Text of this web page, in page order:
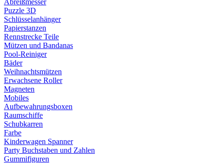
Abreißmesser
Puzzle 3D
Schlüsselanhänger
Papierstanzen
Rennstrecke Teile
Mützen und Bandanas
Pool-Reiniger
Bäder
Weihnachtsmützen
Erwachsene Roller
Magneten
Mobiles
Aufbewahrungsboxen
Raumschiffe
Schubkarren
Farbe
Kinderwagen Spanner
Party Buchstaben und Zahlen
Gummifiguren